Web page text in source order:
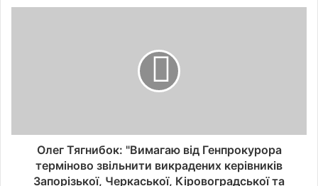
Олег Тягнибок: "Вимагаю від Генпрокурора
терміново звільнити викрадених керівників
Запорізької, Черкаської, Кіровоградської та